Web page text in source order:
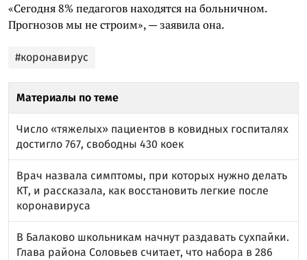
«Сегодня 8% педагогов находятся на больничном.
Прогнозов мы не строим», — заявила она.
#коронавирус
Материалы по теме
Число «тяжелых» пациентов в ковидных госпиталях
достигло 767, свободны 430 коек
Врач назвала симптомы, при которых нужно делать
КТ, и рассказала, как восстановить легкие после
коронавируса
В Балаково школьникам начнут раздавать сухпайки.
Глава района Соловьев считает, что набора в 286